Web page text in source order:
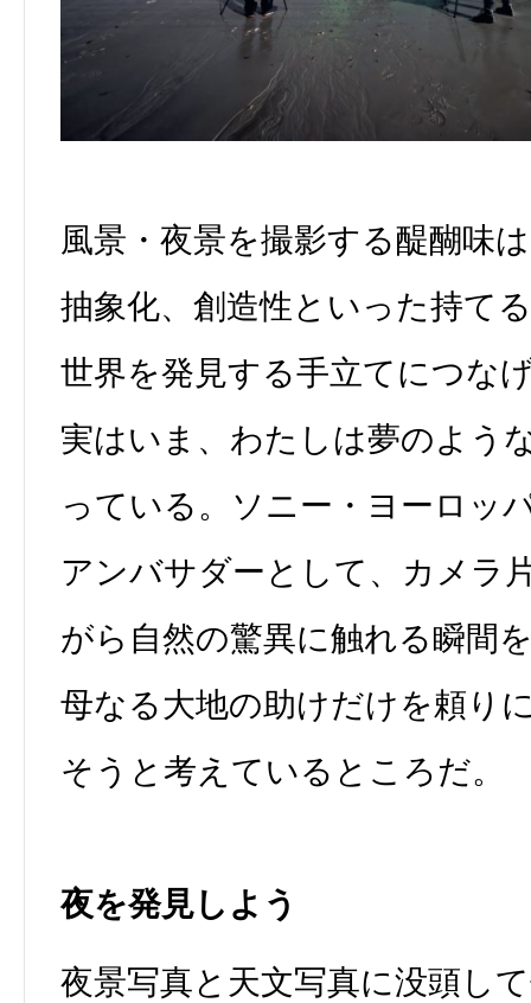
風景・夜景を撮影する醍醐味
抽象化、創造性といった持て
世界を発見する手立てにつな
実はいま、わたしは夢のよう
っている。ソニー・ヨーロッ
アンバサダーとして、カメラ
がら自然の驚異に触れる瞬間
母なる大地の助けだけを頼り
そうと考えているところだ。
夜を発見しよう
夜景写真と天文写真に没頭し